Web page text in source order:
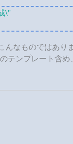
なものではありま
ンプレート含め